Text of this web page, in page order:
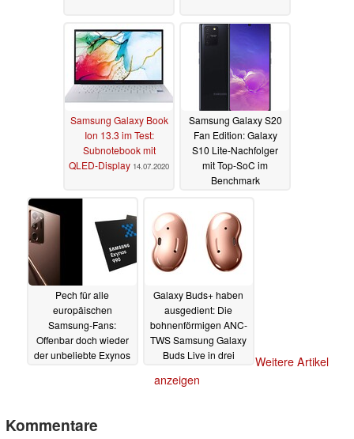
Samsung Galaxy Book
Ion 13.3 im Test:
Subnotebook mit
QLED-Display 14.07.2020
Samsung Galaxy S20
Fan Edition: Galaxy
S10 Lite-Nachfolger
mit Top-SoC im
Benchmark
Pech für alle
europäischen
Samsung-Fans:
Offenbar doch wieder
der unbeliebte Exynos
Galaxy Buds+ haben
ausgedient: Die
bohnenförmigen ANC-
TWS Samsung Galaxy
Buds Live in drei
Weitere Artikel
anzeigen
Kommentare